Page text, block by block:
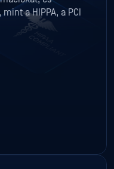
a HIPPA, a PCI